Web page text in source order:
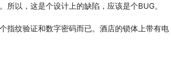
以，这是个设计上的缺陷，应该是个BUG。
指纹验证和数字密码而已。酒店的锁体上带有电